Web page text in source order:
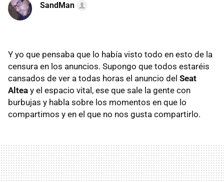
SandMan
Y yo que pensaba que lo había visto todo en esto de la
censura en los anuncios. Supongo que todos estaréis
cansados de ver a todas horas el anuncio del Seat
Altea y el espacio vital, ese que sale la gente con
burbujas y habla sobre los momentos en que lo
compartimos y en el que no nos gusta compartirlo.